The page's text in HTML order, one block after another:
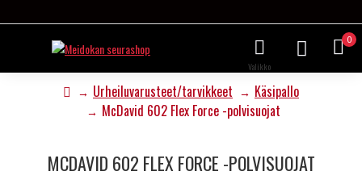
0
Urheiluvarusteet/tarvikkeet
Käsipallo
McDavid 602 Flex Force -polvisuojat
MCDAVID 602 FLEX FORCE -POLVISUOJAT